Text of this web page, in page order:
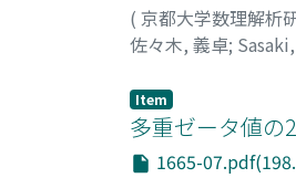
( 京都大学数理解析
佐々木, 義卓;
Item
多重ゼータ値の
1665-